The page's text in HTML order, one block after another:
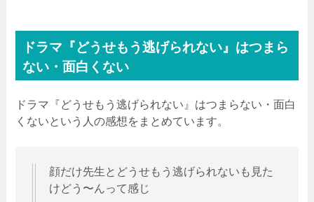
ドラマ『どうせもう逃げられない』はつまら
ない・面白くない
ドラマ『どうせもう逃げられない』はつまらない・面白
くないという人の感想をまとめています。
顔だけ先生とどうせもう逃げられないも見た
けどう〜んって感じ